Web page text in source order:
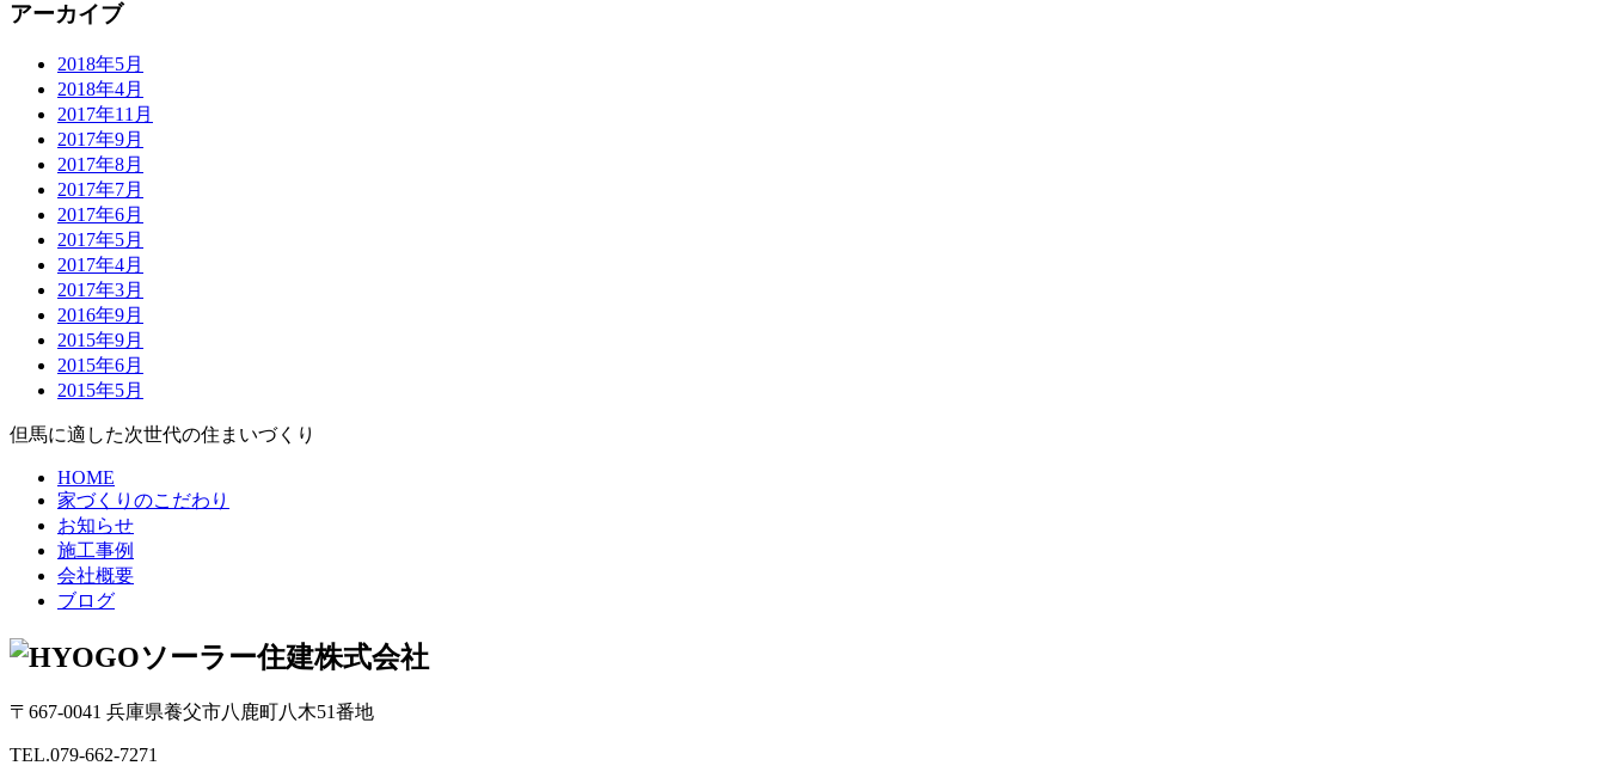
アーカイブ
2018年5月
2018年4月
2017年11月
2017年9月
2017年8月
2017年7月
2017年6月
2017年5月
2017年4月
2017年3月
2016年9月
2015年9月
2015年6月
2015年5月
但馬に適した次世代の住まいづくり
HOME
家づくりのこだわり
お知らせ
施工事例
会社概要
ブログ
〒667-0041 兵庫県養父市八鹿町八木51番地
TEL.079-662-7271